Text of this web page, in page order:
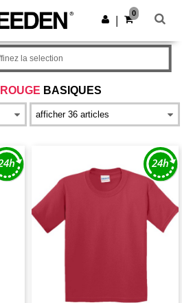
!
Obtenir l'appli
0
BASIQUES
la selection